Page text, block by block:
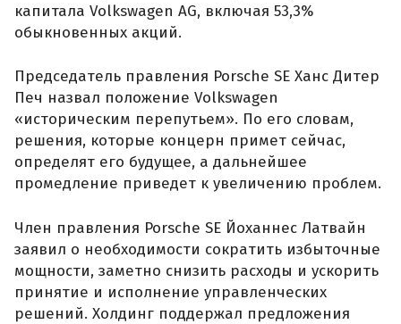
капитала Volkswagen AG, включая 53,3%
обыкновенных акций.
Председатель правления Porsche SE Ханс Дитер
Печ назвал положение Volkswagen
«историческим перепутьем». По его словам,
решения, которые концерн примет сейчас,
определят его будущее, а дальнейшее
промедление приведет к увеличению проблем.
Член правления Porsche SE Йоханнес Латвайн
заявил о необходимости сократить избыточные
мощности, заметно снизить расходы и ускорить
принятие и исполнение управленческих
решений. Холдинг поддержал предложения